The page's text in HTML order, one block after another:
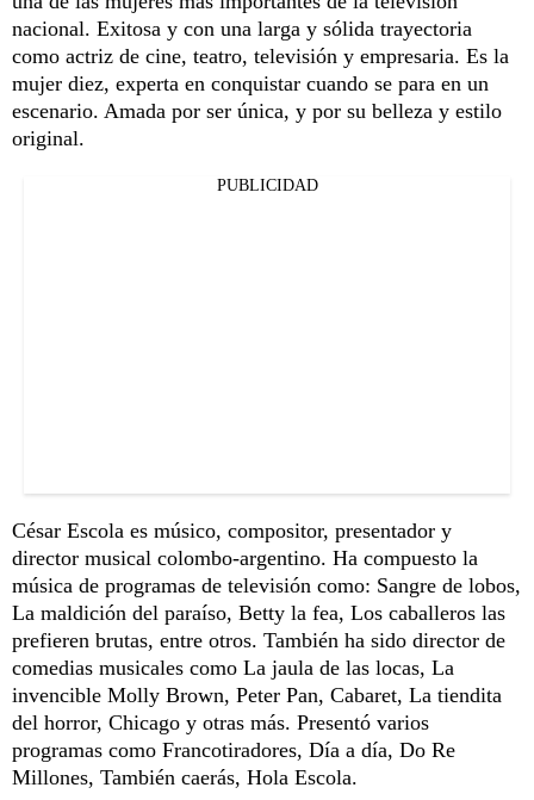
nacional. Exitosa y con una larga y sólida trayectoria
como actriz de cine, teatro, televisión y empresaria. Es la
mujer diez, experta en conquistar cuando se para en un
escenario. Amada por ser única, y por su belleza y estilo
original.
PUBLICIDAD
César Escola es músico, compositor, presentador y
director musical colombo-argentino. Ha compuesto la
música de programas de televisión como: Sangre de lobos,
La maldición del paraíso, Betty la fea, Los caballeros las
prefieren brutas, entre otros. También ha sido director de
comedias musicales como La jaula de las locas, La
invencible Molly Brown, Peter Pan, Cabaret, La tiendita
del horror, Chicago y otras más. Presentó varios
programas como Francotiradores, Día a día, Do Re
Millones, También caerás, Hola Escola.